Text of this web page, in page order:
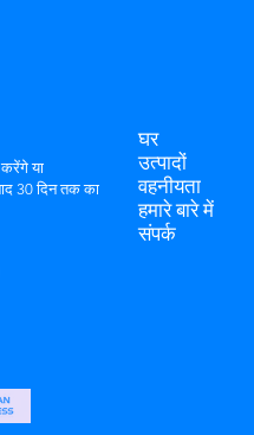
या
30 दिन तक का
घर
उत्पादों
वहनीयता
हमारे बारे में
संपर्क